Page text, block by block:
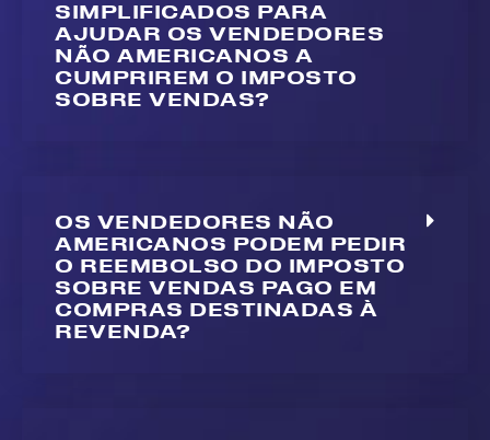
SIMPLIFICADOS PARA
AJUDAR OS VENDEDORES
NÃO AMERICANOS A
CUMPRIREM O IMPOSTO
SOBRE VENDAS?
OS VENDEDORES NÃO
AMERICANOS PODEM PEDIR
O REEMBOLSO DO IMPOSTO
SOBRE VENDAS PAGO EM
COMPRAS DESTINADAS À
REVENDA?